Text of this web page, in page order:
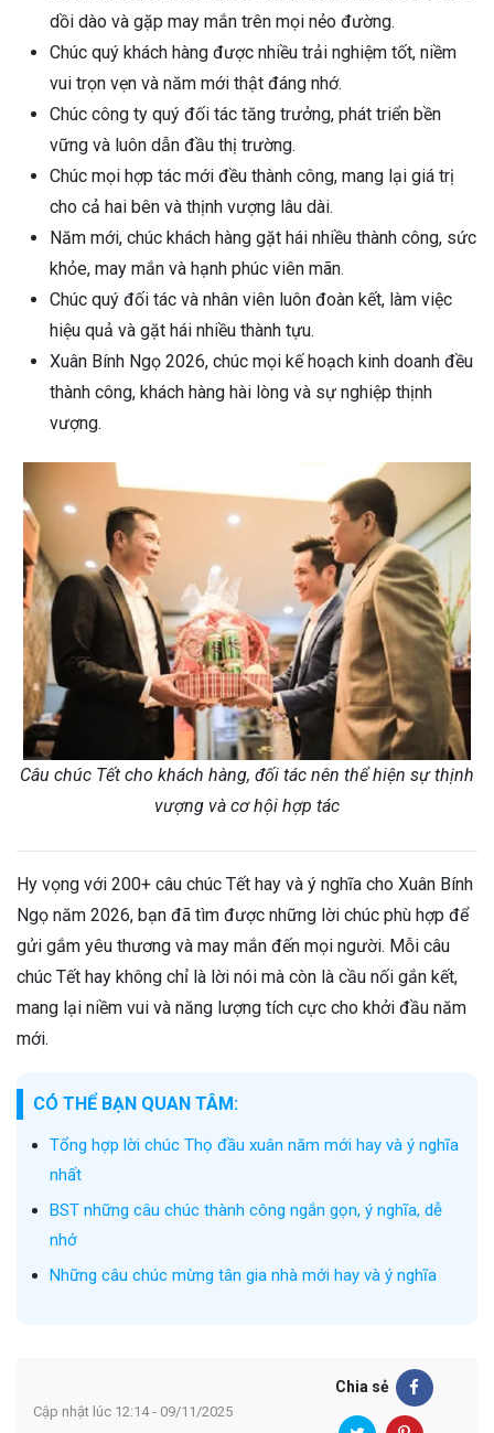
dồi dào và gặp may mắn trên mọi nẻo đường.
Chúc quý khách hàng được nhiều trải nghiệm tốt, niềm
vui trọn vẹn và năm mới thật đáng nhớ.
Chúc công ty quý đối tác tăng trưởng, phát triển bền
vững và luôn dẫn đầu thị trường.
Chúc mọi hợp tác mới đều thành công, mang lại giá trị
cho cả hai bên và thịnh vượng lâu dài.
Năm mới, chúc khách hàng gặt hái nhiều thành công, sức
khỏe, may mắn và hạnh phúc viên mãn.
Chúc quý đối tác và nhân viên luôn đoàn kết, làm việc
hiệu quả và gặt hái nhiều thành tựu.
Xuân Bính Ngọ 2026, chúc mọi kế hoạch kinh doanh đều
thành công, khách hàng hài lòng và sự nghiệp thịnh
vượng.
Câu chúc Tết cho khách hàng, đối tác nên thể hiện sự thịnh
vượng và cơ hội hợp tác
Hy vọng với 200+ câu chúc Tết hay và ý nghĩa cho Xuân Bính
Ngọ năm 2026, bạn đã tìm được những lời chúc phù hợp để
gửi gắm yêu thương và may mắn đến mọi người. Mỗi câu
chúc Tết hay không chỉ là lời nói mà còn là cầu nối gắn kết,
mang lại niềm vui và năng lượng tích cực cho khởi đầu năm
mới.
CÓ THỂ BẠN QUAN TÂM:
Tổng hợp lời chúc Thọ đầu xuân năm mới hay và ý nghĩa
nhất
BST những câu chúc thành công ngắn gọn, ý nghĩa, dễ
nhớ
Những câu chúc mừng tân gia nhà mới hay và ý nghĩa
Cập nhật lúc 12:14 - 09/11/2025
Chia sẻ